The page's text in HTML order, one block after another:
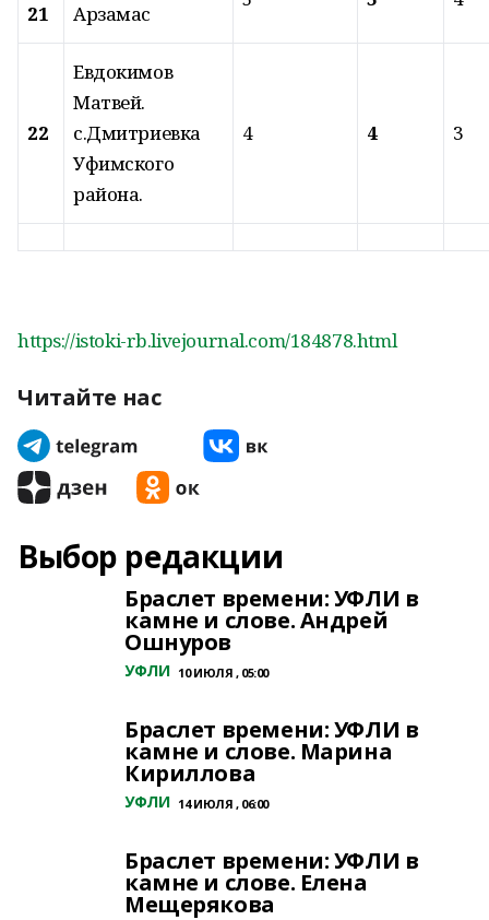
21 Арзамас
22
Евдокимов
Матвей.
с.Дмитриевка
Уфимского
района.
4 4 3
https://istoki-rb.livejournal.com/184878.html
Читайте нас
Выбор редакции
Браслет времени: УФЛИ в
камне и слове. Андрей
Ошнуров
УФЛИ 10 ИЮЛЯ , 05:00
Браслет времени: УФЛИ в
камне и слове. Марина
Кириллова
УФЛИ 14 ИЮЛЯ , 06:00
Браслет времени: УФЛИ в
камне и слове. Елена
Мещерякова